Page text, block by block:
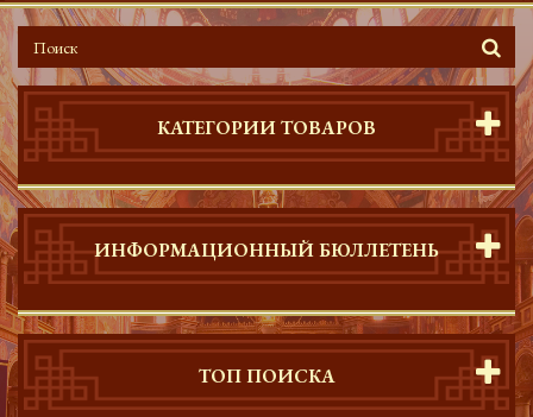
КАТЕГОРИИ ТОВАРОВ
ИНФОРМАЦИОННЫЙ БЮЛЛЕТЕНЬ
ТОП ПОИСКА